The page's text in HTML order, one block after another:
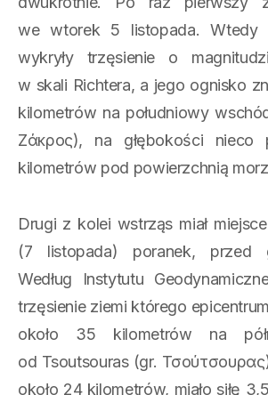
we wtorek 5 listopada. Wtedy
wykryły trzęsienie o
w skali Richtera, a jego ognisko
kilometrów na południowy
Ζάκρος), na głębokości nieco
kilometrów pod powierzchnią
Drugi z kolei wstrząs miał
(7 listopada) poranek, przed
Według Instytutu
trzęsienie ziemi którego
około 35 kilometrów na
od Tsoutsouras (gr.
około 24 kilometrów, miało siłę